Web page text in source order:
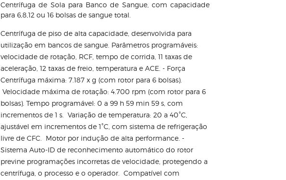
Centrífuga de Sola para Banco de Sangue, com capacidade
para 6,8,12 ou 16 bolsas de sangue total.
Centrífuga de piso de alta capacidade, desenvolvida para
utilização em bancos de sangue. Parâmetros programáveis:
velocidade de rotação, RCF, tempo de corrida, 11 taxas de
aceleração, 12 taxas de freio, temperatura e ACE. - Força
Centrífuga máxima: 7.187 x g (com rotor para 6 bolsas).
Velocidade máxima de rotação: 4.700 rpm (com rotor para 6
bolsas). Tempo programável: 0 a 99 h 59 min 59 s, com
incrementos de 1 s. Variação de temperatura: 20 a 40°C,
ajustável em incrementos de 1°C, com sistema de refrigeração
livre de CFC. Motor por indução de alta performance. -
Sistema Auto-ID de reconhecimento automático do rotor
previne programações incorretas de velocidade, protegendo a
centrífuga, o processo e o operador. Compatível com